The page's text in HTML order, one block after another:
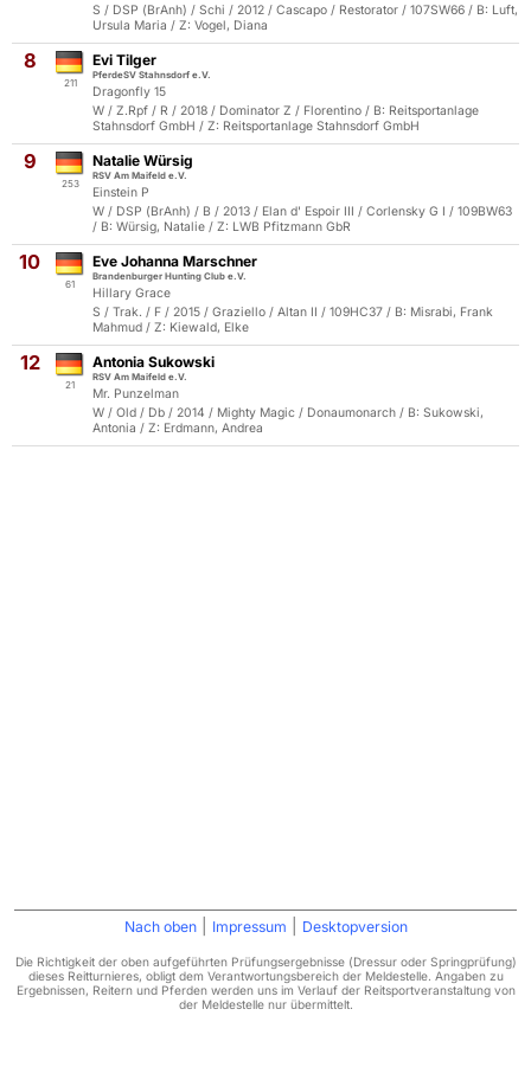
S / DSP (BrAnh) / Schi / 2012 / Cascapo / Restorator / 107SW66 / B: Luft,
Ursula Maria / Z: Vogel, Diana
8
211
Evi Tilger
PferdeSV Stahnsdorf e.V.
Dragonfly 15
W / Z.Rpf / R / 2018 / Dominator Z / Florentino / B: Reitsportanlage
Stahnsdorf GmbH / Z: Reitsportanlage Stahnsdorf GmbH
9
253
Natalie Würsig
RSV Am Maifeld e.V.
Einstein P
W / DSP (BrAnh) / B / 2013 / Elan d' Espoir III / Corlensky G I / 109BW63
/ B: Würsig, Natalie / Z: LWB Pfitzmann GbR
10
61
Eve Johanna Marschner
Brandenburger Hunting Club e.V.
Hillary Grace
S / Trak. / F / 2015 / Graziello / Altan II / 109HC37 / B: Misrabi, Frank
Mahmud / Z: Kiewald, Elke
12
21
Antonia Sukowski
RSV Am Maifeld e.V.
Mr. Punzelman
W / Old / Db / 2014 / Mighty Magic / Donaumonarch / B: Sukowski,
Antonia / Z: Erdmann, Andrea
Nach oben Impressum Desktopversion
Die Richtigkeit der oben aufgeführten Prüfungsergebnisse (Dressur oder Springprüfung)
dieses Reitturnieres, obligt dem Verantwortungsbereich der Meldestelle. Angaben zu
Ergebnissen, Reitern und Pferden werden uns im Verlauf der Reitsportveranstaltung von
der Meldestelle nur übermittelt.